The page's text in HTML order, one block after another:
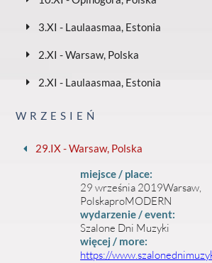
3.XI - Laulaasmaa, Estonia
2.XI - Warsaw, Polska
2.XI - Laulaasmaa, Estonia
WRZESIEŃ
29.IX - Warsaw, Polska
miejsce / place:
29 września 2019Warsaw,
PolskaproMODERN
wydarzenie / event:
Szalone Dni Muzyki
więcej / more:
https://